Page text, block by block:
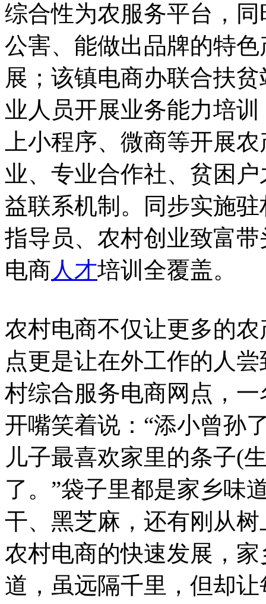
综合性为农服务平台，
公害、能做出品牌的特
展；该镇电商办联合扶
业人员开展业务能力培
上小程序、微商等开展
业、专业合作社、贫困
益联系机制。同步实施
指导员、农村创业致富
电商人才培训全覆盖。
农村电商不仅让更多的
点更是让在外工作的人
村综合服务电商网点，
开嘴笑着说：“添小曾孙
儿子最喜欢家里的条子(
了。”袋子里都是家乡味
干、黑芝麻，还有刚从
农村电商的快速发展，
道，虽远隔千里，但却